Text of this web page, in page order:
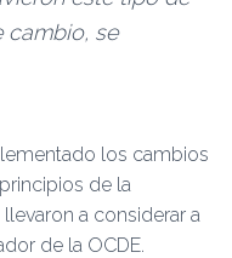
cambio, se
los cambios
de la
a considerar a
de la OCDE.